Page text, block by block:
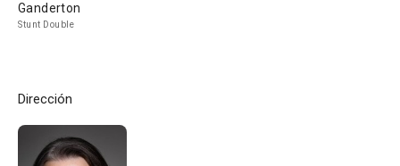
Ganderton
Stunt Double
Dirección